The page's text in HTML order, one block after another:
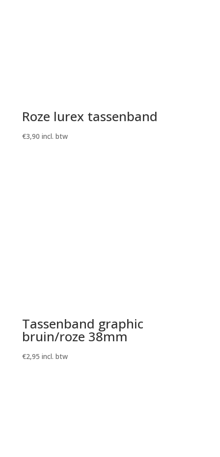
Roze lurex tassenband
€3,90 incl. btw
Tassenband graphic
bruin/roze 38mm
€2,95 incl. btw